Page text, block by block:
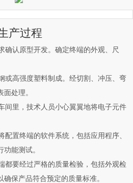
产过程
确认原型开发。确定终端的外观、尺
或高强度塑料制成。经切割、冲压、弯
处理。
间里，技术人员小心翼翼地将电子元件
置终端的软件系统，包括应用程序、
能测试。
都要经过严格的质量检验，包括外观检
保产品符合预定的质量标准。